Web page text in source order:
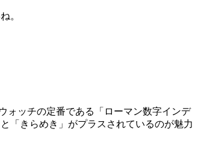
。
ォッチの定番である「ローマン数字インデ
「きらめき」がプラスされているのが魅力